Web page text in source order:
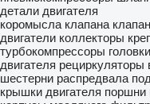
детали двигателя
коромысла клапана
двигатели коллекторы
турбокомпрессоры
двигателя рециркуляторы
шестерни распредвала
крышки двигателя поршни